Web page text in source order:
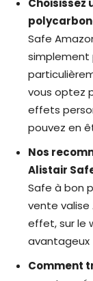
Choisissez
Safe
simplement
vous optez
effets
pouvez en
Nos
Alistair
Safe à bon
vente valise
effet, sur le
avantageux
Comment